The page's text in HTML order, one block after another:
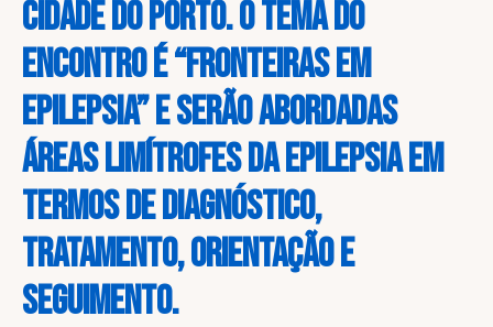
cidade do Porto. O tema do
encontro é “Fronteiras em
Epilepsia” e serão abordadas
áreas limítrofes da epilepsia em
termos de diagnóstico,
tratamento, orientação e
seguimento.